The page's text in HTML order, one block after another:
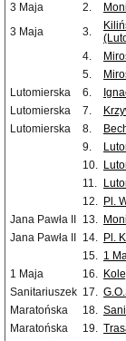
3 Maja
2.
3 Maja
3.
4.
5.
Lutomierska
6.
Lutomierska
7.
Lutomierska
8.
9.
10.
11.
12. Pl.
Jana Pawła II
13.
Jana Pawła II
14. Pl.
15. 1
1 Maja
16.
Sanitariuszek 17.
Maratońska
18.
Maratońska
19.